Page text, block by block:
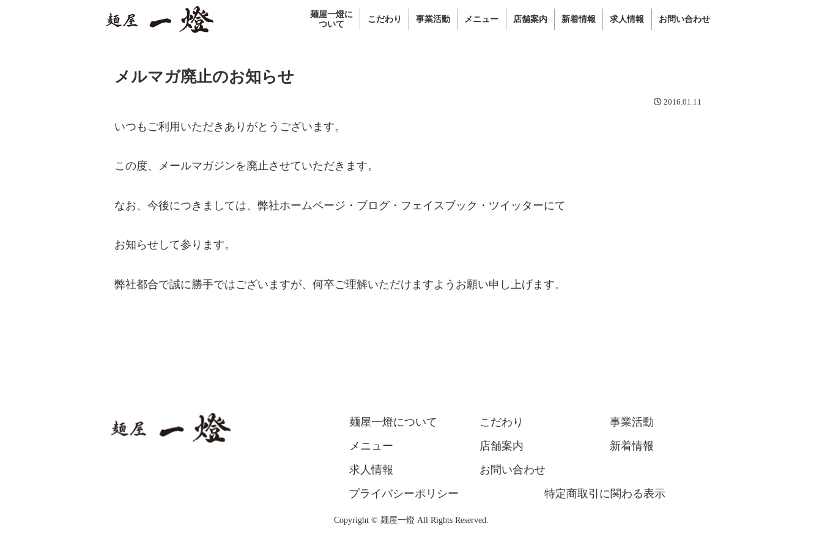
麺屋一燈に
ついて
こだわり 事業活動 メニュー 店舗案内 新着情報 求人情報 お問い合わせ
メルマガ廃止のお知らせ
2016.01.11
いつもご利用いただきありがとうございます。
この度、メールマガジンを廃止させていただきます。
なお、今後につきましては、弊社ホームページ・ブログ・フェイスブック・ツイッターにて
お知らせして参ります。
弊社都合で誠に勝手ではございますが、何卒ご理解いただけますようお願い申し上げます。
麺屋一燈について こだわり
事業活動
メニュー
店舗案内
新着情報
求人情報
お問い合わせ
プライバシーポリシー
特定商取引に関わる表示
Copyright © 麺屋一燈 All Rights Reserved.